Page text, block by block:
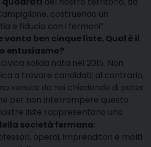
costruendo un
e fiducia con i fermani”.
vanta ben cinque liste. Qual è il
entusiasmo?
solida nata nel 2015. Non
a trovare candidati; al contrario,
venute da noi chiedendo di poter
per non interrompere questo
liste rappresentano uno
società fermana:
operai, imprenditori e molti